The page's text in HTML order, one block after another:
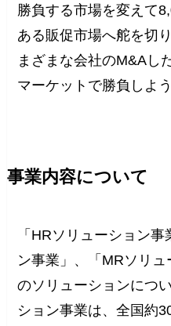
勝負する市場を変えて
ある販促市場へ舵を切
まざまな会社のM&Aし
マーケットで勝負しよ
事業内容について
「HRソリューション
ン事業」、「MRソリ
のソリューションにつ
ション事業は、全国約